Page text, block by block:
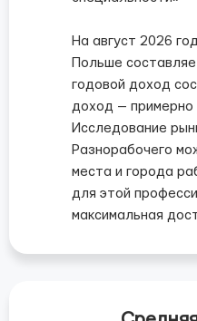
На август 2026
Польше
годовой доход
доход — примерно
Исследование
Разнорабочего
места и города
для этой
максимальная